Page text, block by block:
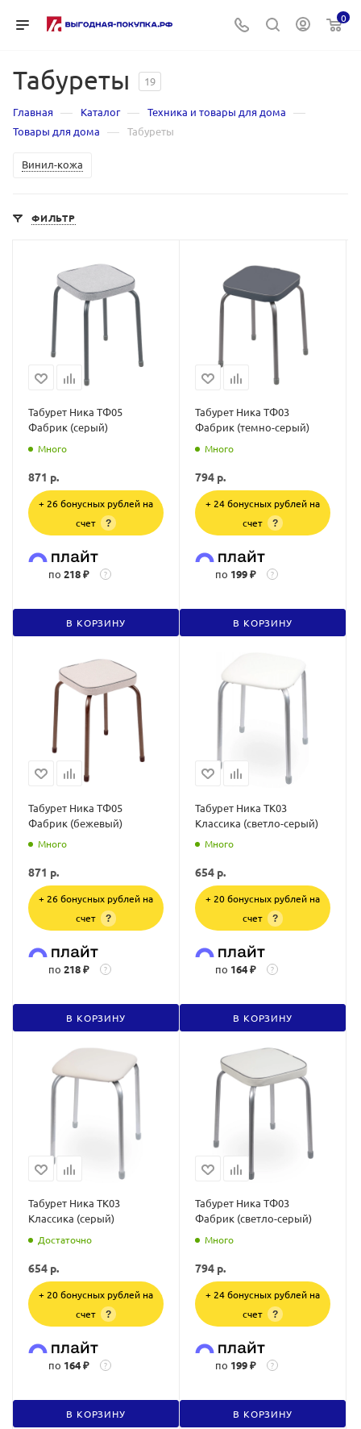
0
Табуреты 19
Главная — Каталог — Техника и товары для дома —
Товары для дома — Табуреты
Винил-кожа
ФИЛЬТР
Табурет Ника ТФ05
Фабрик (серый)
Много
871 р.
+ 26 бонусных рублей на
счет
?
по 218 ₽ ?
В КОРЗИНУ
Табурет Ника ТФ03
Фабрик (темно-серый)
Много
794 р.
+ 24 бонусных рублей на
счет
?
по 199 ₽ ?
В КОРЗИНУ
Табурет Ника ТФ05
Фабрик (бежевый)
Много
871 р.
+ 26 бонусных рублей на
счет
?
по 218 ₽ ?
В КОРЗИНУ
Табурет Ника ТК03
Классика (светло-серый)
Много
654 р.
+ 20 бонусных рублей на
счет
?
по 164 ₽ ?
В КОРЗИНУ
Табурет Ника ТК03
Классика (серый)
Достаточно
654 р.
+ 20 бонусных рублей на
счет
?
по 164 ₽ ?
В КОРЗИНУ
Табурет Ника ТФ03
Фабрик (светло-серый)
Много
794 р.
+ 24 бонусных рублей на
счет
?
по 199 ₽ ?
В КОРЗИНУ